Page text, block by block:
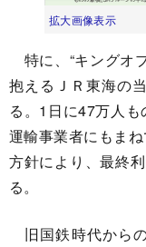
拡大画像表示
特に、“キングオ
抱えるＪＲ東海の
る。1日に47万人
運輸事業者にもま
方針により、最終
る。
旧国鉄時代から